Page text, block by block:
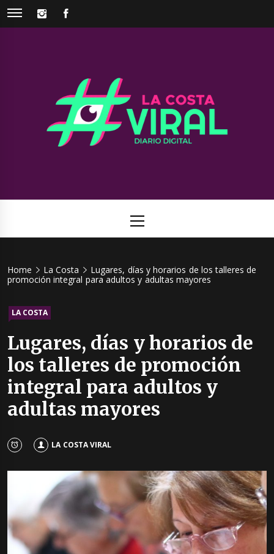
Skip
INSTAGRAM
Viral
Menu
Home La Costa
Lugares, días y horarios de los talleres de
promoción integral para adultos y adultas mayores
LA COSTA
Lugares, días y horarios de
los talleres de promoción
integral para adultos y
adultas mayores
LA COSTA VIRAL